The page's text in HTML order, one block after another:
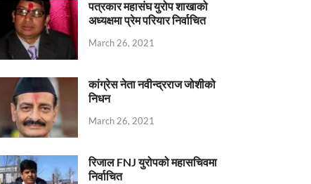
पत्रकार महासंघ युरोप शाखाको
अध्यक्षमा प्रेम परियार निर्वाचित
March 26, 2021
कांग्रेस नेता नवीन्द्रराज जोशीको
निधन
March 26, 2021
रिजाल FNJ युरोपको महासचिवमा
निर्वाचित